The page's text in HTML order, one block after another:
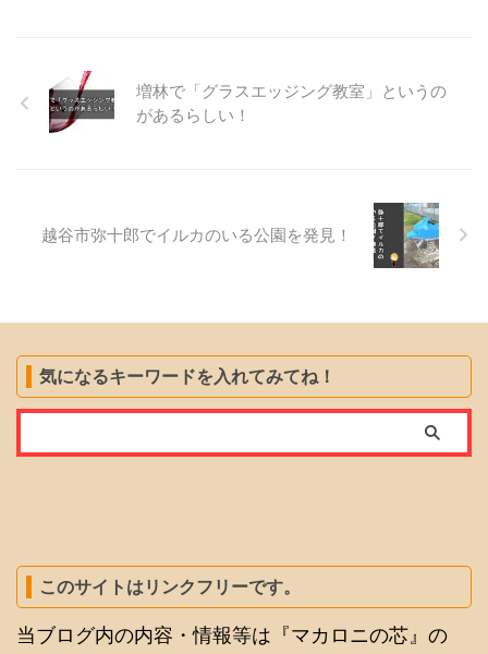
増林で「グラスエッジング教室」というの
があるらしい！
越谷市弥十郎でイルカのいる公園を発見！
気になるキーワードを入れてみてね！
このサイトはリンクフリーです。
当ブログ内の内容・情報等は『マカロニの芯』の